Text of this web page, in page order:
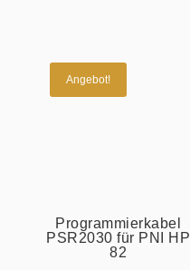
Angebot!
Programmierkabel
PSR2030 für PNI HP
82